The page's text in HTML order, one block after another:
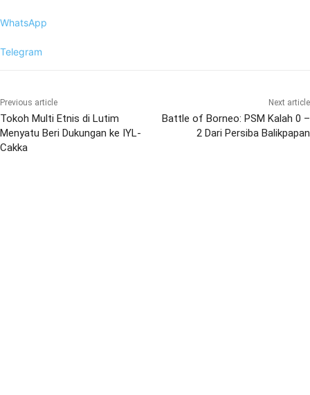
WhatsApp
Telegram
Previous article
Tokoh Multi Etnis di Lutim
Menyatu Beri Dukungan ke IYL-
Cakka
Next article
Battle of Borneo: PSM Kalah 0 –
2 Dari Persiba Balikpapan